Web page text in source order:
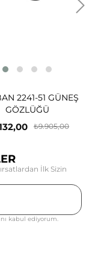
2241-51 GÜNEŞ
GÖZLÜĞÜ
₺9.905,00
İlk Sizin
kabul ediyorum.